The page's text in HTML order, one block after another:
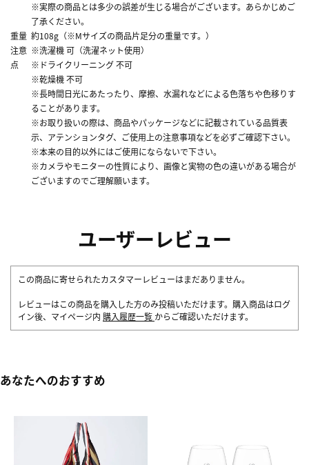
※実際の商品とは多少の誤差が生じる場合がございます。あらかじめご
了承ください。
重量 約108g（※Mサイズの商品片足分の重量です。）
注意
点
※洗濯機 可（洗濯ネット使用）
※ドライクリーニング 不可
※乾燥機 不可
※長時間日光にあたったり、摩擦、水漏れなどによる色落ちや色移りす
ることがあります。
※お取り扱いの際は、商品やパッケージなどに記載されている品質表
示、アテンションタグ、ご使用上の注意事項などを必ずご確認下さい。
※本来の目的以外にはご使用にならないで下さい。
※カメラやモニターの性質により、画像と実物の色の違いがある場合が
ございますのでご理解願います。
ユーザーレビュー
この商品に寄せられたカスタマーレビューはまだありません。
レビューはこの商品を購入した方のみ投稿いただけます。購入商品はログ
イン後、マイページ内 購入履歴一覧 からご確認いただけます。
あなたへのおすすめ